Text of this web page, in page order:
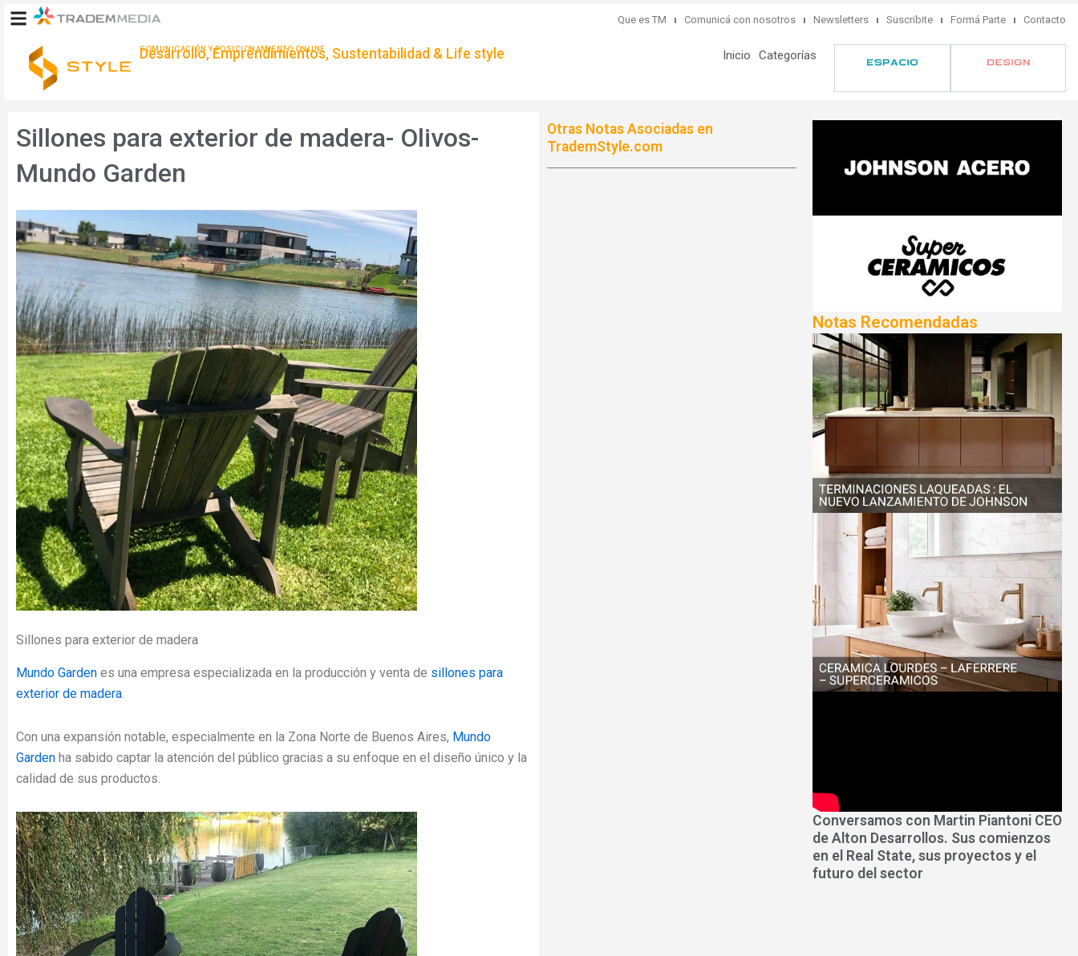
contenido
Que es TM Comunicá con nosotros Newsletters Suscribite Formá Parte Contacto
COMUNICACIÓN Y POSICIONAMIENTO ONLINE
Desarrollo, Emprendimientos, Sustentabilidad & Life style Inicio Categorías
Sillones para exterior de madera- Olivos-
Mundo Garden
Sillones para exterior de madera
Mundo Garden es una empresa especializada en la producción y venta de sillones para
exterior de madera
Con una expansión notable, especialmente en la Zona Norte de Buenos Aires, Mundo
Garden ha sabido captar la atención del público gracias a su enfoque en el diseño único y la
calidad de sus productos.
Otras Notas Asociadas en
TrademStyle.com
Notas Recomendadas
Conversamos con Martin Piantoni CEO
de Alton Desarrollos. Sus comienzos
en el Real State, sus proyectos y el
futuro del sector